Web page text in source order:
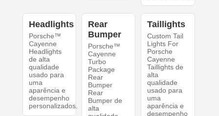
Headlights
Porsche™
Cayenne
Headlights
de alta
qualidade
usado para
uma
aparência e
desempenho
personalizados.
Rear
Bumper
Porsche™
Cayenne
Turbo
Package
Rear
Bumper
Rear
Bumper de
alta
Taillights
Custom Tail
Lights For
Porsche
Cayenne
Taillights de
alta
qualidade
usado para
uma
aparência e
desempenho